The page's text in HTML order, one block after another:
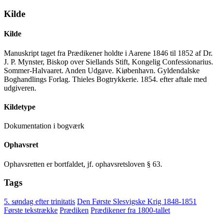
Kilde
Kilde
Manuskript taget fra Prædikener holdte i Aarene 1846 til 1852 af Dr.
J. P. Mynster, Biskop over Siellands Stift, Kongelig Confessionarius.
Sommer-Halvaaret. Anden Udgave. Kiøbenhavn. Gyldendalske
Boghandlings Forlag. Thieles Bogtrykkerie. 1854. efter aftale med
udgiveren.
Kildetype
Dokumentation i bogværk
Ophavsret
Ophavsretten er bortfaldet, jf. ophavsretsloven § 63.
Tags
5. søndag efter trinitatis Den Første Slesvigske Krig 1848-1851
Første tekstrække Prædiken Prædikener fra 1800-tallet